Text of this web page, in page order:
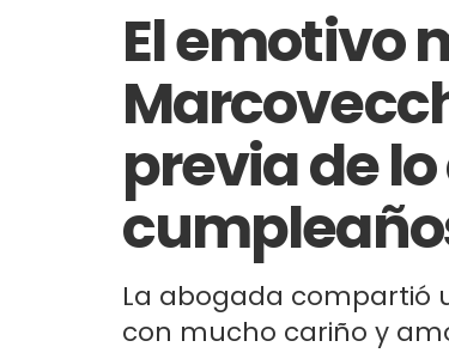
El emotivo
previa de
La abogada compartió
con mucho cariño y